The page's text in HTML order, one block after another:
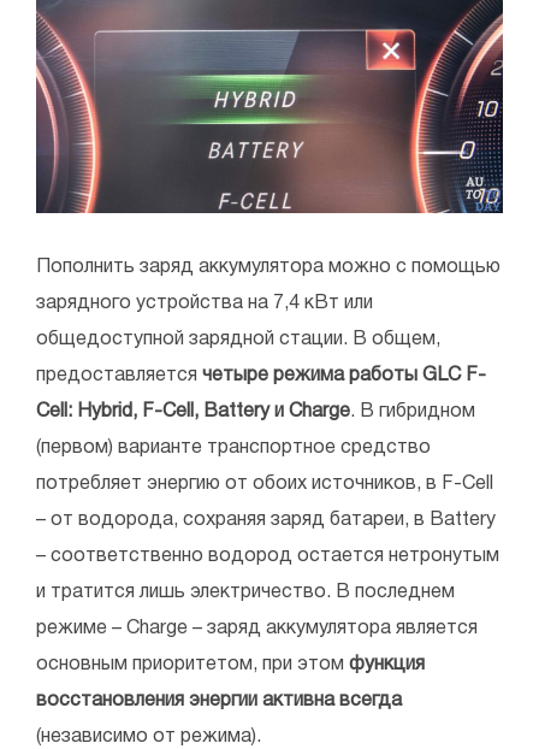
Пополнить заряд аккумулятора можно с помощью
зарядного устройства на 7,4 кВт или
общедоступной зарядной стации. В общем,
предоставляется четыре режима работы GLC F-
Cell: Hybrid, F-Cell, Battery и Charge. В гибридном
(первом) варианте транспортное средство
потребляет энергию от обоих источников, в F-Cell
– от водорода, сохраняя заряд батареи, в Battery
– соответственно водород остается нетронутым
и тратится лишь электричество. В последнем
режиме – Charge – заряд аккумулятора является
основным приоритетом, при этом функция
восстановления энергии активна всегда
(независимо от режима).